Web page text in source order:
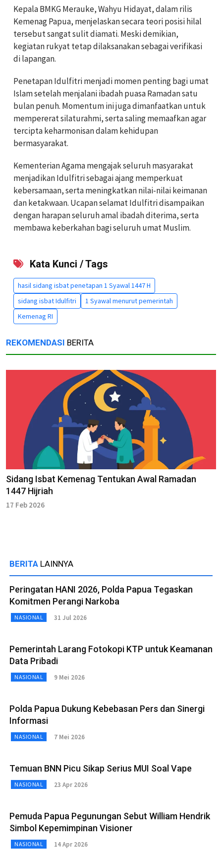
Kepala BMKG Merauke, Wahyu Hidayat, dalam rilis
Kemenag Papua, menjelaskan secara teori posisi hilal
tersebut sangat sulit diamati. Meski demikian,
kegiatan rukyat tetap dilaksanakan sebagai verifikasi
di lapangan.
Penetapan Idulfitri menjadi momen penting bagi umat
Islam setelah menjalani ibadah puasa Ramadan satu
bulan penuh. Momentum ini juga dimanfaatkan untuk
mempererat silaturahmi, serta saling memaafkan agar
tercipta keharmonisan dalam kehidupan
bermasyarakat.
Kementerian Agama mengajak seluruh masyarakat
menjadikan Idulfitri sebagai ajang memperkuat
kebersamaan, serta meningkatkan nilai-nilai keimanan
dan ketakwaan. Ucapan selamat Idulfitri disampaikan
dengan harapan seluruh amal ibadah diterima, serta
membawa keberkahan bagi seluruh umat Muslim.
Kata Kunci / Tags
hasil sidang isbat penetapan 1 Syawal 1447 H
sidang isbat Idulfitri
1 Syawal menurut pemerintah
Kemenag RI
REKOMENDASI BERITA
Sidang Isbat Kemenag Tentukan Awal Ramadan
1447 Hijriah
17 Feb 2026
BERITA LAINNYA
Peringatan HANI 2026, Polda Papua Tegaskan
Komitmen Perangi Narkoba
NASIONAL 31 Jul 2026
Pemerintah Larang Fotokopi KTP untuk Keamanan
Data Pribadi
NASIONAL 9 Mei 2026
Polda Papua Dukung Kebebasan Pers dan Sinergi
Informasi
NASIONAL 7 Mei 2026
Temuan BNN Picu Sikap Serius MUI Soal Vape
NASIONAL 23 Apr 2026
Pemuda Papua Pegunungan Sebut William Hendrik
Simbol Kepemimpinan Visioner
NASIONAL 14 Apr 2026